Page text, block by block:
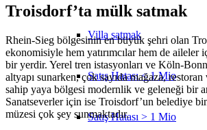
Villa satmak
Satış Hatası < 1 Mio
Satış Hatası > 1 Mio
Troisdorf’ta mülk satmak
Rhein-Sieg bölgesinin en büyük şehri olan
ekonomisiyle hem yatırımcılar hem de aileler
bir yerdir. Yerel tren istasyonları ve Köln-
altyapı sunarken, çok sayıda mağaza,
sahip yaya bölgesi modernlik ve geleneği bir
Sanatseverler için ise Troisdorf’un belediye
müzesi çok şey sunmaktadır.